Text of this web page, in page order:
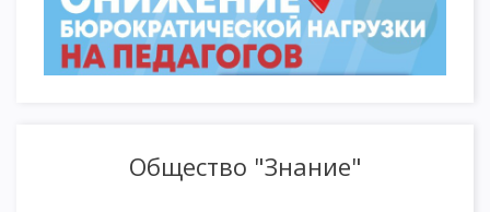
Общество "Знание"